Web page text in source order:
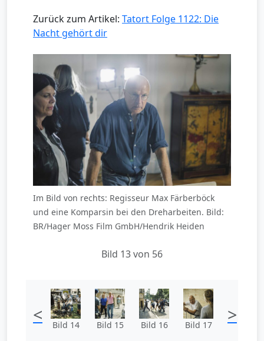
Zurück zum Artikel: Tatort Folge 1122: Die
Nacht gehört dir
Im Bild von rechts: Regisseur Max Färberböck
und eine Komparsin bei den Dreharbeiten. Bild:
BR/Hager Moss Film GmbH/Hendrik Heiden
Bild 13 von 56
< Bild 14 Bild 15 Bild 16 Bild 17 >